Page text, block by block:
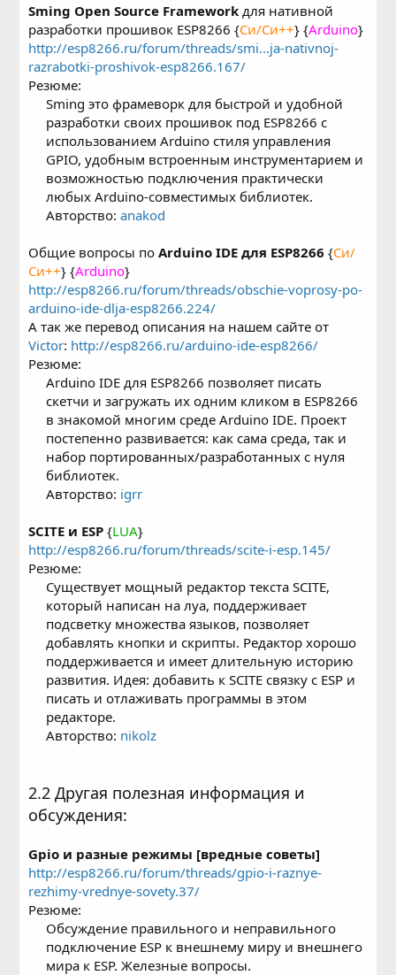
Sming Open Source Framework для нативной
разработки прошивок ESP8266 {Си/Си++} {Arduino}
http://esp8266.ru/forum/threads/smi...ja-nativnoj-
razrabotki-proshivok-esp8266.167/
Резюме:
Sming это фрамеворк для быстрой и удобной
разработки своих прошивок под ESP8266 с
использованием Arduino стиля управления
GPIO, удобным встроенным инструментарием и
возможностью подключения практически
любых Arduino-совместимых библиотек.
Авторство:anakod
Общие вопросы поArduino IDE для ESP8266 {Си/
Си++} {Arduino}
http://esp8266.ru/forum/threads/obschie-voprosy-po-
arduino-ide-dlja-esp8266.224/
А так же перевод описания на нашем сайте от
Victor: http://esp8266.ru/arduino-ide-esp8266/
Резюме:
Arduino IDE для ESP8266 позволяет писать
скетчи и загружать их одним кликом в ESP8266
в знакомой многим среде Arduino IDE. Проект
постепенно развивается: как сама среда, так и
набор портированных/разработанных с нуля
библиотек.
Авторство: igrr
SCITE и ESP {LUA}
http://esp8266.ru/forum/threads/scite-i-esp.145/
Резюме:
Существует мощный редактор текста SCITE,
который написан на луа, поддерживает
подсветку множества языков, позволяет
добавлять кнопки и скрипты. Редактор хорошо
поддерживается и имеет длительную историю
развития. Идея: добавить к SCITE связку c ESP и
писать и отлаживать программы в этом
редакторе.
Авторство: nikolz
2.2 Другая полезная информация и
обсуждения:
Gpio и разные режимы [вредные советы]
http://esp8266.ru/forum/threads/gpio-i-raznye-
rezhimy-vrednye-sovety.37/
Резюме:
Обсуждение правильного и неправильного
подключение ESP к внешнему миру и внешнего
мира к ESP. Железные вопросы.​